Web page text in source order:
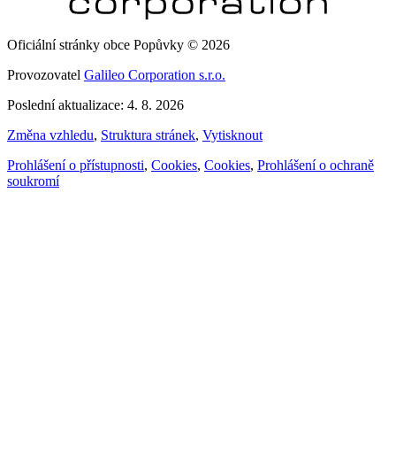
Oficiální stránky obce Popůvky © 2026
Provozovatel Galileo Corporation s.r.o.
Poslední aktualizace: 4. 8. 2026
Změna vzhledu, Struktura stránek, Vytisknout
Prohlášení o přístupnosti, Cookies, Cookies, Prohlášení o ochraně
soukromí